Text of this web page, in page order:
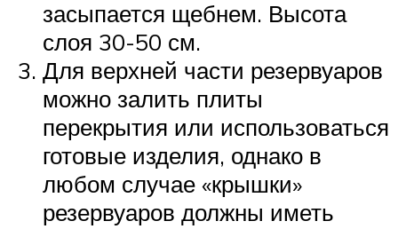
засыпается щебнем. Высота
слоя 30-50 см.
Для верхней части резервуаров
можно залить плиты
перекрытия или использоваться
готовые изделия, однако в
любом случае «крышки»
резервуаров должны иметь